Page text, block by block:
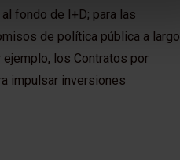
fondo de I+D; para las
de política pública a largo
los Contratos por
impulsar inversiones